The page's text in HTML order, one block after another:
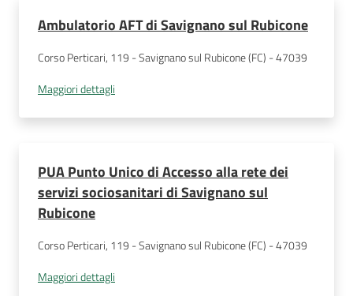
Ambulatorio AFT di Savignano sul Rubicone
Corso Perticari, 119 - Savignano sul Rubicone (FC) - 47039
Maggiori dettagli
PUA Punto Unico di Accesso alla rete dei
servizi sociosanitari di Savignano sul
Rubicone
Corso Perticari, 119 - Savignano sul Rubicone (FC) - 47039
Maggiori dettagli